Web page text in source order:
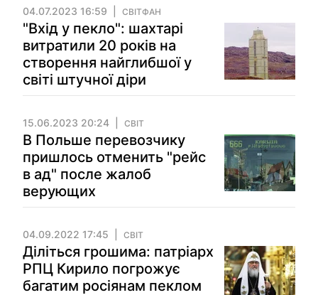
04.07.2023 16:59 СВІТФАН
"Вхід у пекло": шахтарі
витратили 20 років на
створення найглибшої у
світі штучної діри
15.06.2023 20:24 СВІТ
В Польше перевозчику
пришлось отменить "рейс
в ад" после жалоб
верующих
04.09.2022 17:45 СВІТ
Діліться грошима: патріарх
РПЦ Кирило погрожує
багатим росіянам пеклом